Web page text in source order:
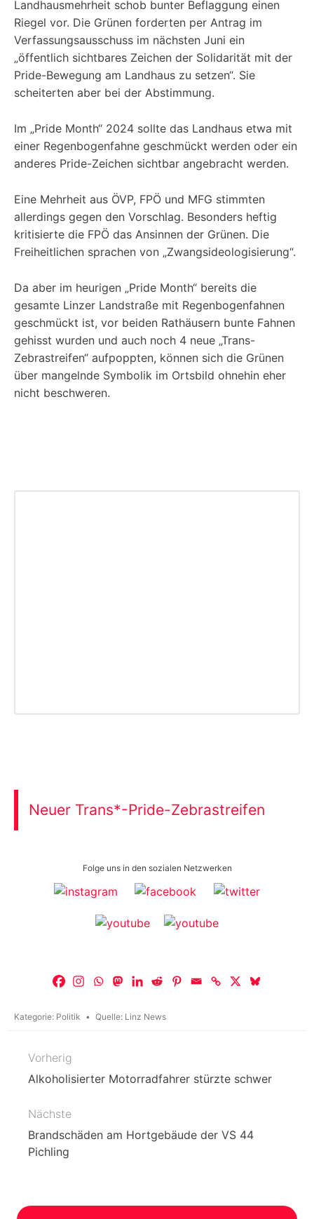
Landhausmehrheit schob bunter Beflaggung einen
Riegel vor. Die Grünen forderten per Antrag im
Verfassungsausschuss im nächsten Juni ein
„öffentlich sichtbares Zeichen der Solidarität mit der
Pride-Bewegung am Landhaus zu setzen“. Sie
scheiterten aber bei der Abstimmung.
Im „Pride Month“ 2024 sollte das Landhaus etwa mit
einer Regenbogenfahne geschmückt werden oder ein
anderes Pride-Zeichen sichtbar angebracht werden.
Eine Mehrheit aus ÖVP, FPÖ und MFG stimmten
allerdings gegen den Vorschlag. Besonders heftig
kritisierte die FPÖ das Ansinnen der Grünen. Die
Freiheitlichen sprachen von „Zwangsideologisierung“.
Da aber im heurigen „Pride Month“ bereits die
gesamte Linzer Landstraße mit Regenbogenfahnen
geschmückt ist, vor beiden Rathäusern bunte Fahnen
gehisst wurden und auch noch 4 neue „Trans-
Zebrastreifen“ aufpoppten, können sich die Grünen
über mangelnde Symbolik im Ortsbild ohnehin eher
nicht beschweren.
Neuer Trans*-Pride-Zebrastreifen
Folge uns in den sozialen Netzwerken
Kategorie: Politik Quelle: Linz News
Beitragsnavigation
Vorherig
Alkoholisierter Motorradfahrer stürzte schwer
Nächste
Brandschäden am Hortgebäude der VS 44
Pichling